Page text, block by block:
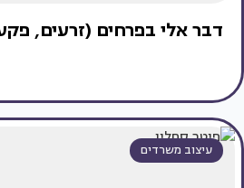
דבר אלי בפרחים (זרעים,
עיצוב משרדים